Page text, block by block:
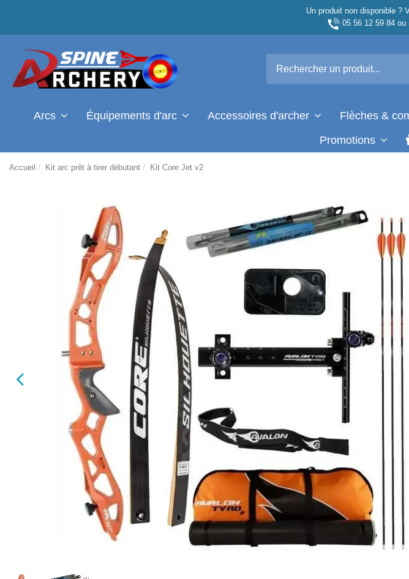
Un produit non disponible ?
05 56 12 59 84ou
Arcs Équipements d'arc Accessoires d'archer Flèches &
Promotions
Accueil Kit arc prêt à tirer débutant Kit Core Jet v2